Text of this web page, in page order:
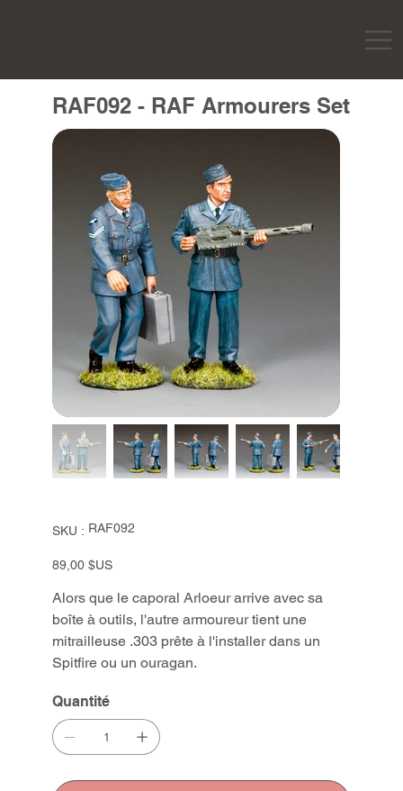
RAF092 - RAF Armourers Set
SKU : SKU
RAF092
RAF092
Prix
89,00 $US
Alors que le caporal Arloeur arrive avec sa
boîte à outils, l'autre armoureur tient une
mitrailleuse .303 prête à l'installer dans un
Spitfire ou un ouragan.
Quantité